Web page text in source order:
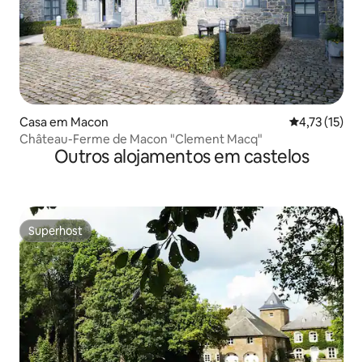
Casa em Macon
4,73 (15)
Château-Ferme de Macon "Clement Macq"
Outros alojamentos em castelos
Superhost
Superhost